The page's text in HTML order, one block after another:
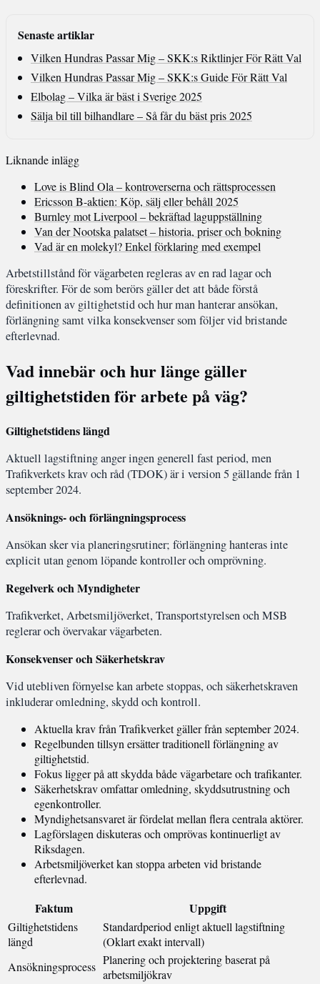
Senaste artiklar
Vilken Hundras Passar Mig – SKK:s Riktlinjer För Rätt Val
Vilken Hundras Passar Mig – SKK:s Guide För Rätt Val
Elbolag – Vilka är bäst i Sverige 2025
Sälja bil till bilhandlare – Så får du bäst pris 2025
Liknande inlägg
Love is Blind Ola – kontroverserna och rättsprocessen
Ericsson B-aktien: Köp, sälj eller behåll 2025
Burnley mot Liverpool – bekräftad laguppställning
Van der Nootska palatset – historia, priser och bokning
Vad är en molekyl? Enkel förklaring med exempel
Arbetstillstånd för vägarbeten regleras av en rad lagar och
föreskrifter. För de som berörs gäller det att både förstå
definitionen av giltighetstid och hur man hanterar ansökan,
förlängning samt vilka konsekvenser som följer vid bristande
efterlevnad.
Vad innebär och hur länge gäller
giltighetstiden för arbete på väg?
Giltighetstidens längd
Aktuell lagstiftning anger ingen generell fast period, men
Trafikverkets krav och råd (TDOK) är i version 5 gällande från 1
september 2024.
Ansöknings- och förlängningsprocess
Ansökan sker via planeringsrutiner; förlängning hanteras inte
explicit utan genom löpande kontroller och omprövning.
Regelverk och Myndigheter
Trafikverket, Arbetsmiljöverket, Transportstyrelsen och MSB
reglerar och övervakar vägarbeten.
Konsekvenser och Säkerhetskrav
Vid utebliven förnyelse kan arbete stoppas, och säkerhetskraven
inkluderar omledning, skydd och kontroll.
Aktuella krav från Trafikverket gäller från september 2024.
Regelbunden tillsyn ersätter traditionell förlängning av
giltighetstid.
Fokus ligger på att skydda både vägarbetare och trafikanter.
Säkerhetskrav omfattar omledning, skyddsutrustning och
egenkontroller.
Myndighetsansvaret är fördelat mellan flera centrala aktörer.
Lagförslagen diskuteras och omprövas kontinuerligt av
Riksdagen.
Arbetsmiljöverket kan stoppa arbeten vid bristande
efterlevnad.
Faktum Uppgift
Giltighetstidens
längd
Standardperiod enligt aktuell lagstiftning
(Oklart exakt intervall)
Ansökningsprocess Planering och projektering baserat på
arbetsmiljökrav